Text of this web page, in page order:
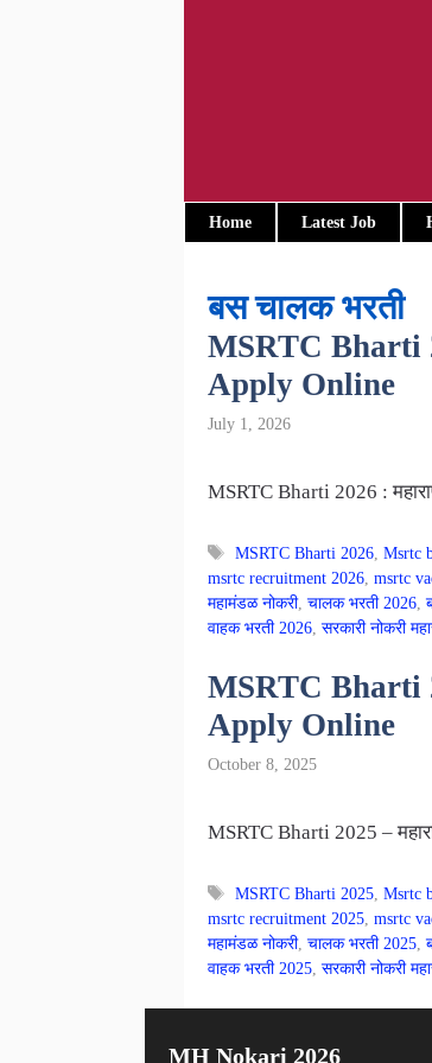
Home Latest Job
बस चालक भरती
MSRTC Bharti
Apply Online
July 1, 2026
MSRTC Bharti 2026 :
Tags
MSRTC Bharti 2026, Msrtc
msrtc recruitment 2026, msrtc
महामंडळ नोकरी, चालक भरती 2026,
वाहक भरती 2026, सरकारी नोकरी
MSRTC Bharti
Apply Online
October 8, 2025
MSRTC Bharti 2025 –
Tags
MSRTC Bharti 2025, Msrtc
msrtc recruitment 2025, msrtc
महामंडळ नोकरी, चालक भरती 2025,
वाहक भरती 2025, सरकारी नोकरी
MH Nokari 2026